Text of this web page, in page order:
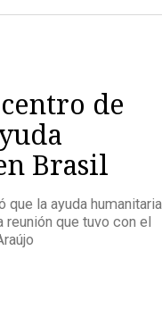
de
Brasil
que la ayuda
reunión que tuvo con el